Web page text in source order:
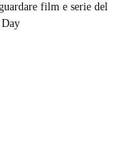
film e serie del